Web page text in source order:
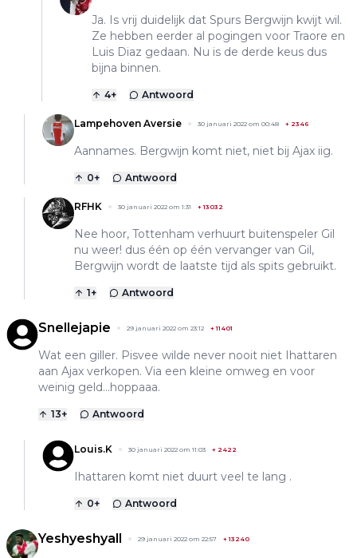
Ja. Is vrij duidelijk dat Spurs Bergwijn kwijt wil.
Ze hebben eerder al pogingen voor Traore en
Luis Diaz gedaan. Nu is de derde keus dus
bijna binnen.
4+ Antwoord
Lampehoven Aversie 30 januari 2022 om 00:48 + 2346
Aannames. Bergwijn komt niet, niet bij Ajax iig.
0+ Antwoord
RFHK 30 januari 2022 om 1:31 +13032
Nee hoor, Tottenham verhuurt buitenspeler Gil
nu weer! dus één op één vervanger van Gil,
Bergwijn wordt de laatste tijd als spits gebruikt.
1+ Antwoord
Snellejapie 29 januari 2022 om 23:12 +11401
Wat een giller. Pisvee wilde never nooit niet Ihattaren
aan Ajax verkopen. Via een kleine omweg en voor
weinig geld...hoppaaa.
13+ Antwoord
Louis.K 30 januari 2022 om 11:03 + 2422
Ihattaren komt niet duurt veel te lang .
0+ Antwoord
Yeshyeshyall 29 januari 2022 om 22:57 +13240